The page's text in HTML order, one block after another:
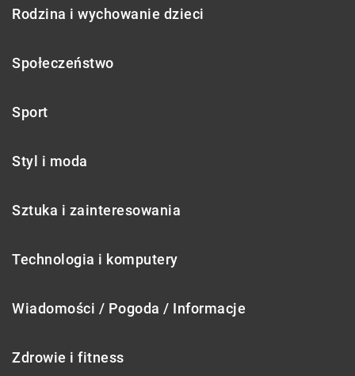
Rodzina i wychowanie dzieci
Społeczeństwo
Sport
Styl i moda
Sztuka i zainteresowania
Technologia i komputery
Wiadomości / Pogoda / Informacje
Zdrowie i fitness